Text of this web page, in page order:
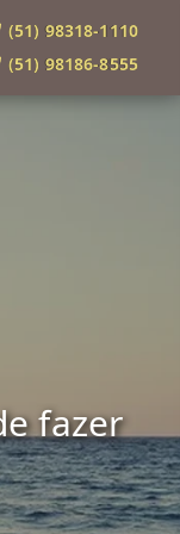
(51) 98318-1110
(51) 98186-8555
fazer